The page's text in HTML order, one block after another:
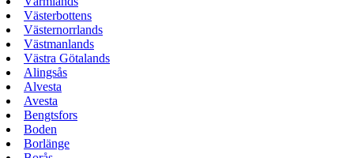
Västerbottens
Västernorrlands
Västmanlands
Västra Götalands
Alingsås
Alvesta
Avesta
Bengtsfors
Boden
Borlänge